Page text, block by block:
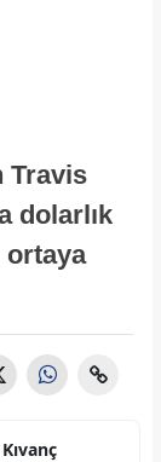
Travis
dolarlık
ortaya
Kıvanç